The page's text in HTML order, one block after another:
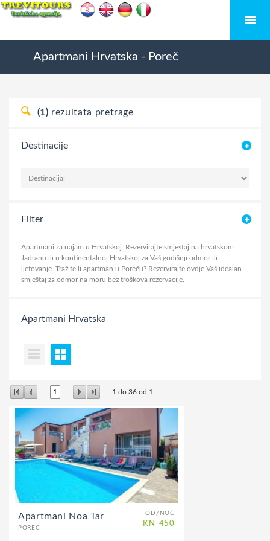
Apartmani Hrvatska - Poreč
(1) rezultata pretrage
Destinacije
Filter
Apartmani za najam u Hrvatskoj. Rezervirajte smještaj na hrvatskom
Jadranu ili u kontinentalnoj Hrvatskoj za Vaš godišnji odmor ili
ljetovanje. Tražite li apartman u Poreču? Rezervirajte ovdje Vaš idealan
smještaj za odmor na moru bez troškova rezervacije.
Apartmani Hrvatska
1 1 do 36 od 1
OD/NOĆ
KN 450
Apartmani Noa Tar
POREC